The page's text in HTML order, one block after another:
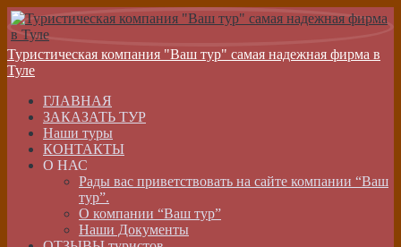
Туристическая компания "Ваш тур" самая надежная фирма в
Туле
ГЛАВНАЯ
ЗАКАЗАТЬ ТУР
Наши туры
КОНТАКТЫ
О НАС
Рады вас приветствовать на сайте компании “Ваш
тур”.
О компании “Ваш тур”
Наши Документы